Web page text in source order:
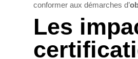
conformer aux démarches d’
Les